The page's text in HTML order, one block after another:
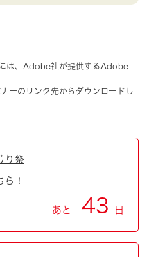
は、Adobe社が提供するAdobe
ーのリンク先からダウンロードし
り祭
ら！
あと 43 日